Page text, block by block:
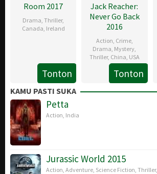
Room 2017
Drama ,Thriller,
Canada Ireland
Oct
2015
Abrahamson
Tonton
Jack Reacher:
Never Go Back
2016
Action Crime,
Drama Mystery
Thriller, China USA
19
Oct
Edward
Zwick
Tonton
KAMU PASTI SUKA
Petta
Action India
Jurassic World 2015
Action Adventure Science Fiction Thriller,